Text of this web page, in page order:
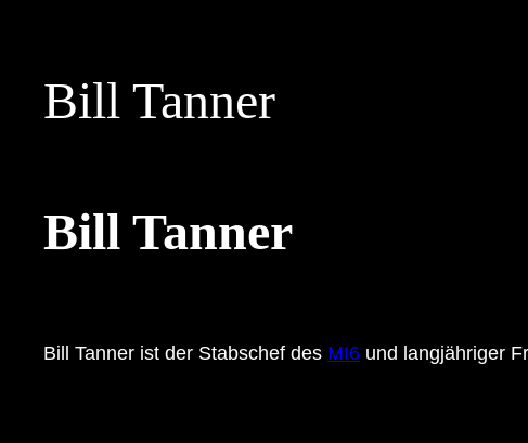
contentBill Tanner
Bill Tanner
Bill Tanner ist der Stabschef des MI6 und langjähriger